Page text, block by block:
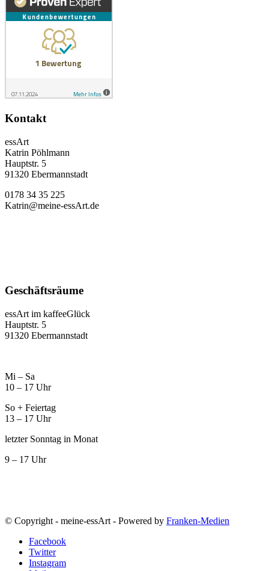
Kontakt
essArt
Katrin Pöhlmann
Hauptstr. 5
91320 Ebermannstadt
0178 34 35 225
Katrin@meine-essArt.de
Geschäftsräume
essArt im kaffeeGlück
Hauptstr. 5
91320 Ebermannstadt
Mi – Sa
10 – 17 Uhr
So + Feiertag
13 – 17 Uhr
letzter Sonntag in Monat
9 – 17 Uhr
© Copyright - meine-essArt - Powered by Franken-Medien
Facebook
Twitter
Instagram